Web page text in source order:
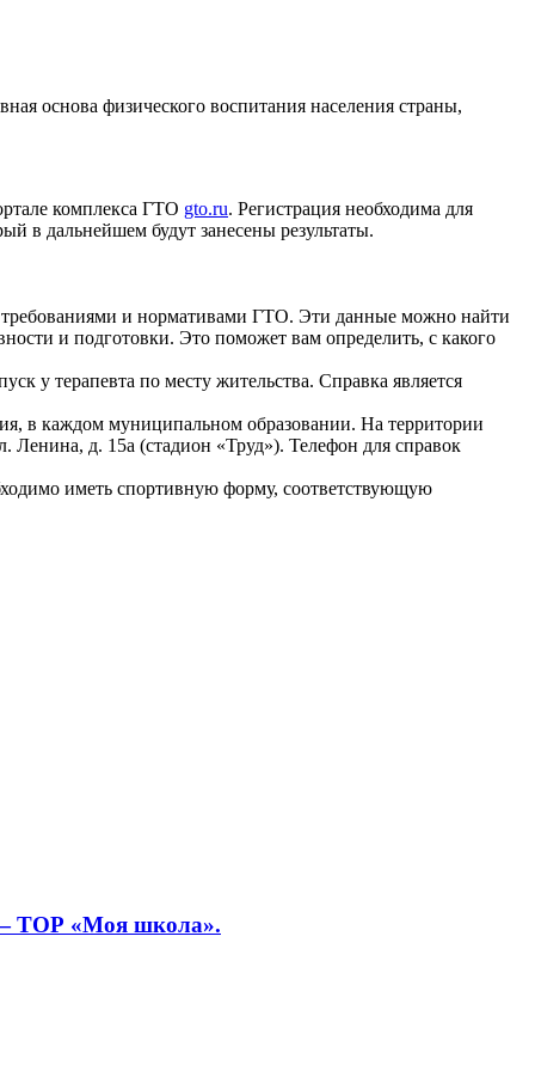
основа физического воспитания населения страны,
комплекса ГТО gto.ru. Регистрация необходима для
в дальнейшем будут занесены результаты.
требованиями и нормативами ГТО. Эти данные можно найти
и подготовки. Это поможет вам определить, с какого
у терапевта по месту жительства. Справка является
в каждом муниципальном образовании. На территории
д. 15а (стадион «Труд»). Телефон для справок
иметь спортивную форму, соответствующую
— ТОР «Моя школа».